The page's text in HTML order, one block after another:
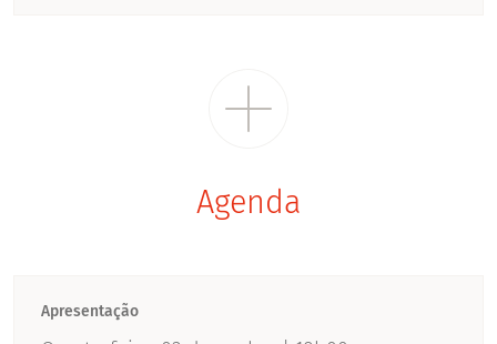
Agenda
Apresentação